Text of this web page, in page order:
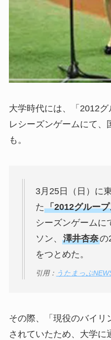
大学時代には、「2012
レシーズンゲームにて、
も。
3月25日（日）に
た「2012グルー
シーズンゲームに
ソン、 澤井杏奈の
をつとめた。
引用： うたまっぷ
その際、「現役のバイリ
されていたため、大学に